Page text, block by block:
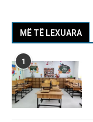
MË TË LEXUARA
1